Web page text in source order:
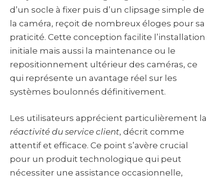
d’un socle à fixer puis d’un clipsage simple de
la caméra, reçoit de nombreux éloges pour sa
praticité. Cette conception facilite l’installation
initiale mais aussi la maintenance ou le
repositionnement ultérieur des caméras, ce
qui représente un avantage réel sur les
systèmes boulonnés définitivement.
Les utilisateurs apprécient particulièrement la
réactivité du service client, décrit comme
attentif et efficace. Ce point s’avère crucial
pour un produit technologique qui peut
nécessiter une assistance occasionnelle,